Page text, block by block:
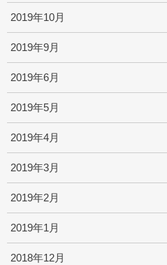
2019年10月
2019年9月
2019年6月
2019年5月
2019年4月
2019年3月
2019年2月
2019年1月
2018年12月